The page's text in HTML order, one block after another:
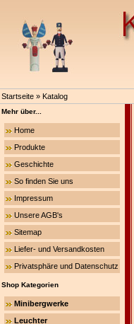
Startseite » Katalog
Mehr über...
Home
Produkte
Geschichte
So finden Sie uns
Impressum
Unsere AGB's
Sitemap
Liefer- und Versandkosten
Privatsphäre und Datenschutz
Shop Kategorien
Minibergwerke
Leuchter